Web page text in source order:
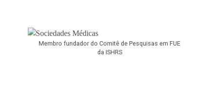
Membro fundador do Comitê de Pesquisas em FUE
da ISHRS